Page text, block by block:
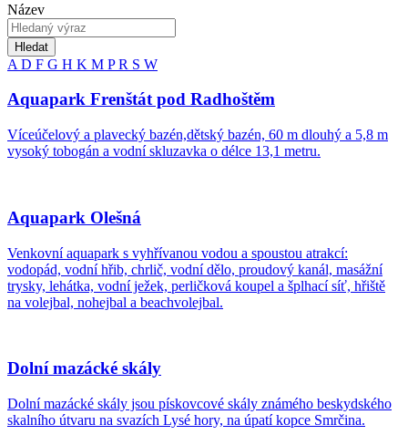
Název
Hledat
A D F G H K M PR S W
Aquapark Frenštát pod Radhoštěm
Víceúčelový a plavecký bazén,dětský bazén, 60 m dlouhý a 5,8 m
vysoký tobogán a vodní skluzavka o délce 13,1 metru.
Aquapark Olešná
Venkovní aquapark s vyhřívanou vodou a spoustou atrakcí:
vodopád, vodní hřib, chrlič, vodní dělo, proudový kanál, masážní
trysky, lehátka, vodní ježek, perličková koupel a šplhací síť, hřiště
na volejbal, nohejbal a beachvolejbal.
Dolní mazácké skály
Dolní mazácké skály jsou pískovcové skály známého beskydského
skalního útvaru na svazích Lysé hory, na úpatí kopce Smrčina.